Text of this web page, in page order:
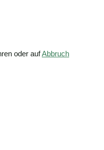
oder aufAbbruch